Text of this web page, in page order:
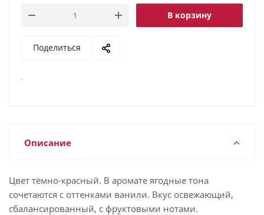
В корзину
Поделиться
.
Описание
Цвет тёмно-красный. В аромате ягодные тона
сочетаются с оттенками ванили. Вкус освежающий,
сбалансированный, с фруктовыми нотами.